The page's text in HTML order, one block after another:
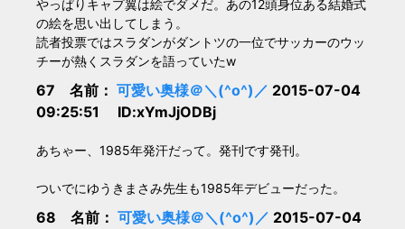
やっぱりキャプ翼は絵でダメだ。あの12頭身位ある結婚式
の絵を思い出してしまう。
読者投票ではスラダンがダントツの一位でサッカーのウッ
チーが熱くスラダンを語っていたw
67 名前： 可愛い奥様＠＼(^o^)／ 2015-07-04
09:25:51 ID:xYmJjODBj
あちゃー、1985年発汗だって。発刊です発刊。
ついでにゆうきまさみ先生も1985年デビューだった。
68 名前： 可愛い奥様＠＼(^o^)／ 2015-07-04